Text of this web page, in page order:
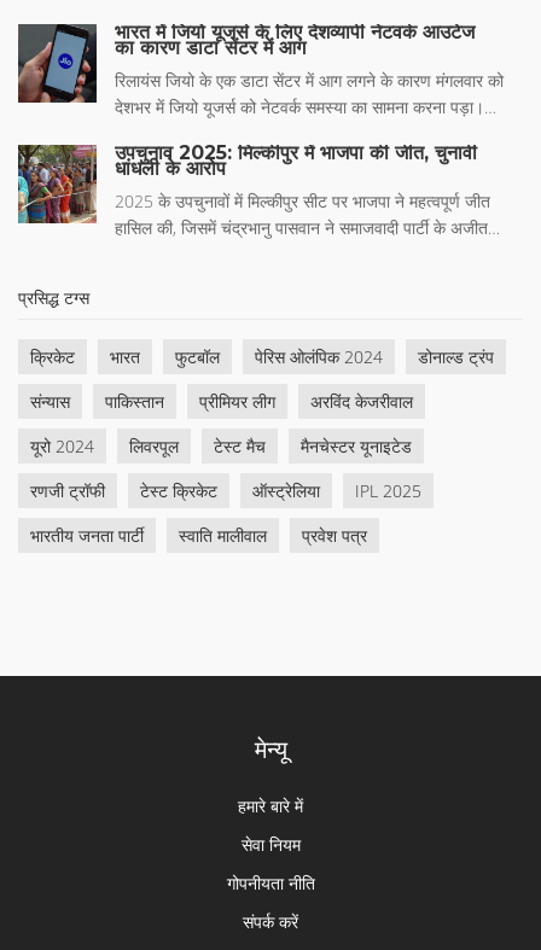
हैं। तोमार को एक पीड़िता से संबंधित आपराधिक धमकी के आरोप में
आरोपित किया गया है।
भारत में जियो यूजर्स के लिए देशव्यापी नेटवर्क आउटेज
का कारण डाटा सेंटर में आग
रिलायंस जियो के एक डाटा सेंटर में आग लगने के कारण मंगलवार को
देशभर में जियो यूजर्स को नेटवर्क समस्या का सामना करना पड़ा।
सूचना दी। आग को नियंत्रित कर लिया गया है और सर्वर जल्द ही फिर
से शुरू होने की उम्मीद है।
उपचुनाव 2025: मिल्कीपुर में भाजपा की जीत, चुनावी
धांधली के आरोप
2025 के उपचुनावों में मिल्कीपुर सीट पर भाजपा ने महत्वपूर्ण जीत
हासिल की, जिसमें चंद्रभानु पासवान ने समाजवादी पार्टी के अजीत
प्रसिद्ध टग्स
क्रिकेट भारत फुटबॉल पेरिस ओलंपिक 2024
डोनाल्ड ट्रंप
संन्यास
पाकिस्तान प्रीमियर लीग
अरविंद केजरीवाल
यूरो 2024
लिवरपूल टेस्ट मैच
मैनचेस्टर यूनाइटेड
रणजी ट्रॉफी
टेस्ट क्रिकेट ऑस्ट्रेलिया
IPL 2025
भारतीय जनता पार्टी
स्वाति मालीवाल प्रवेश पत्र
मेन्यू
हमारे बारे में
सेवा नियम
गोपनीयता नीति
संपर्क करें